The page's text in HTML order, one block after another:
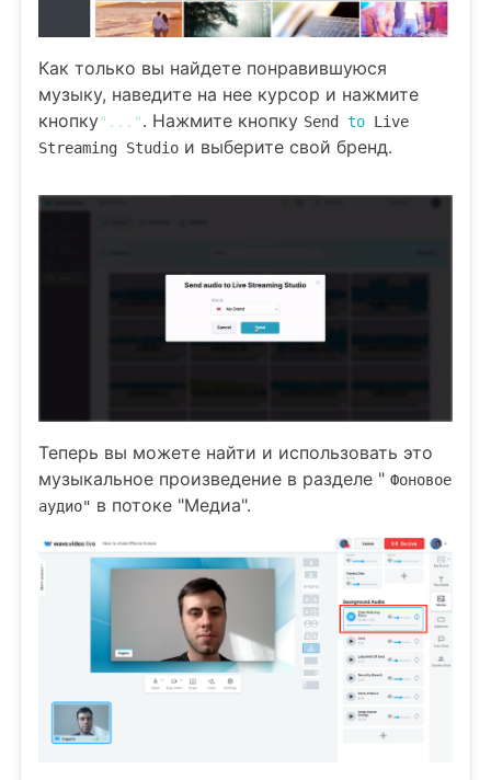
Как только вы найдете понравившуюся
музыку, наведите на нее курсор и нажмите
кнопку"...". Нажмите кнопку Send to Live
Streaming Studio и выберите свой бренд.
Теперь вы можете найти и использовать это
музыкальное произведение в разделе " Фоновое
аудио" в потоке "Медиа".